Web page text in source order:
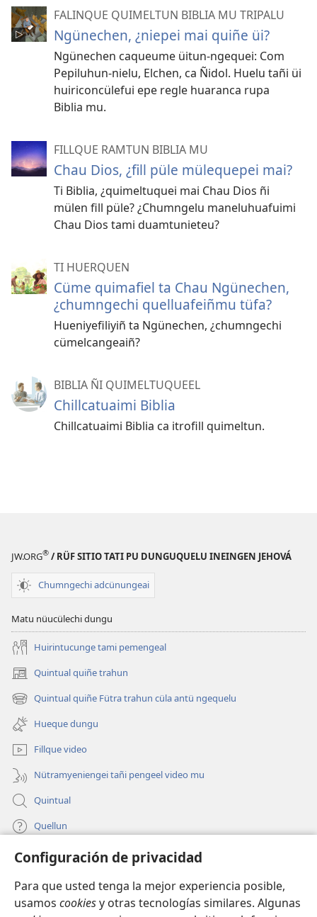
Configuración de privacidad
Para que usted tenga la mejor experiencia posible,
usamos cookiesy otras tecnologías similares. Algunas
FALINQUE QUIMELTUN BIBLIA MU TRIPALU
Ngünechen, ¿niepei mai quiñe üi?
Ngünechen caqueume üitun-ngequei: Com
Pepiluhun-nielu, Elchen, ca Ñidol. Huelu tañi üi
huiriconcülefui epe regle huaranca rupa
Biblia mu.
FILLQUE RAMTUN BIBLIA MU
Chau Dios, ¿fill püle mülequepei mai?
Ti Biblia, ¿quimeltuquei mai Chau Dios ñi
mülen fill püle? ¿Chumngelu maneluhuafuimi
Chau Dios tami duamtunieteu?
TI HUERQUEN
Cüme quimafiel ta Chau Ngünechen,
¿chumngechi quelluafeiñmu tüfa?
Hueniyefiliyiñ ta Ngünechen, ¿chumngechi
cümelcangeaiñ?
BIBLIA ÑI QUIMELTUQUEEL
Chillcatuaimi Biblia
Chillcatuaimi Biblia ca itrofill quimeltun.
JW.ORG® / RÜF SITIO TATI PU DUNGUQUELU INEINGEN JEHOVÁ
Chumngechi adcünungeai
Matu nüucülechi dungu
Huirintucunge tami pemengeal
Quintual quiñe trahun
(peafiel
quiñe
hue
pestaña
mu)
Quintual quiñe Fütra trahun cüla antü ngequelu
(peafiel
quiñe
hue
pestaña
mu)
Hueque dungu
Fillque video
Nütramyeniengei tañi pengeel video mu
Quintual
Quellun
Tami quelluntucuquem plata mu
quiñe
pestaña
INTERNET MÜLEYECHI LIFRU Watchtower™
(peafiel